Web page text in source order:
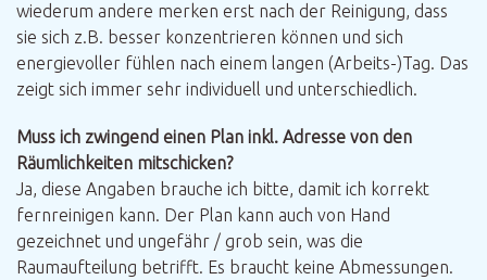
wiederum andere merken erst nach der Reinigung, dass
sie sich z.B. besser konzentrieren können und sich
energievoller fühlen nach einem langen (Arbeits-)Tag. Das
zeigt sich immer sehr individuell und unterschiedlich.
Muss ich zwingend einen Plan inkl. Adresse von den
Räumlichkeiten mitschicken?
Ja, diese Angaben brauche ich bitte, damit ich korrekt
fernreinigen kann. Der Plan kann auch von Hand
gezeichnet und ungefähr / grob sein, was die
Raumaufteilung betrifft. Es braucht keine Abmessungen.